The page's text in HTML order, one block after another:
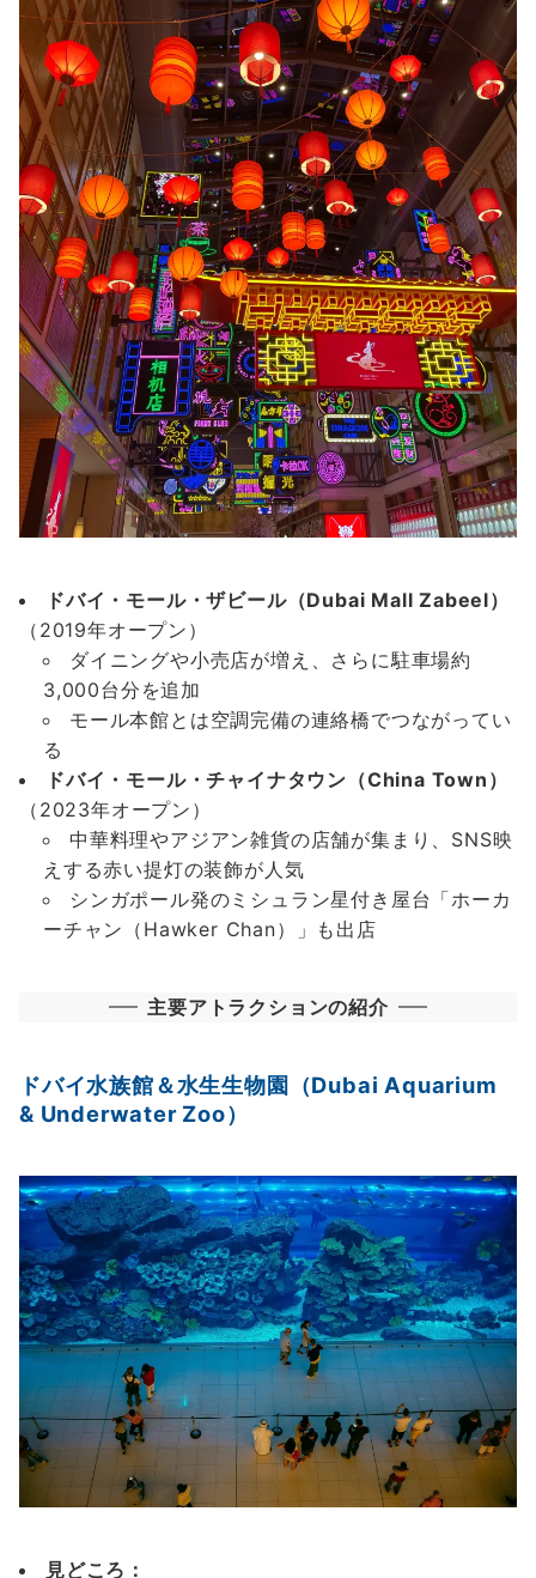
ドバイ・モール・ザビール（Dubai Mall Zabeel）
（2019年オープン）
ダイニングや小売店が増え、さらに駐車場約
3,000台分を追加
モール本館とは空調完備の連絡橋でつながってい
る
ドバイ・モール・チャイナタウン（China Town）
（2023年オープン）
中華料理やアジアン雑貨の店舗が集まり、SNS映
えする赤い提灯の装飾が人気
シンガポール発のミシュラン星付き屋台「ホーカ
ーチャン（Hawker Chan）」も出店
主要アトラクションの紹介
ドバイ水族館＆水生生物園（Dubai Aquarium
& Underwater Zoo）
見どころ：